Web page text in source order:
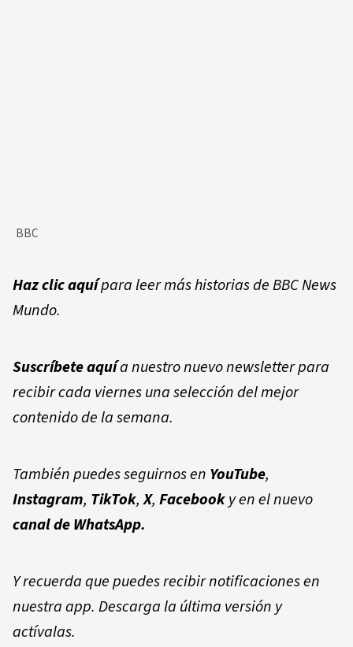
BBC
Haz clic aquípara leer más historias de BBC News
Mundo.
Suscríbete aquía nuestro nuevo newsletter para
recibir cada viernes una selección del mejor
contenido de la semana.
También puedes seguirnos en YouTube,
Instagram, TikTok,X, Facebooky en el nuevo
canal de WhatsApp.
Y recuerda que puedes recibir notificaciones en
nuestra app. Descarga la última versión y
actívalas.